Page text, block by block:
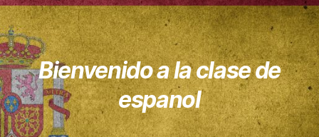
Bienvenido a la clase de
espanol